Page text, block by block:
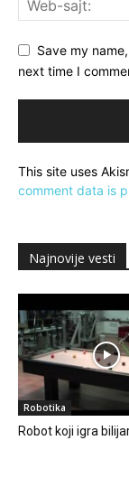
Save my
next time I
This site uses
comment data is
Najnovije vesti
Robotika
Robot koji igra